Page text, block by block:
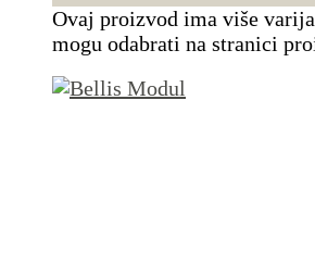
Ovaj proizvod ima više
mogu odabrati na stranici